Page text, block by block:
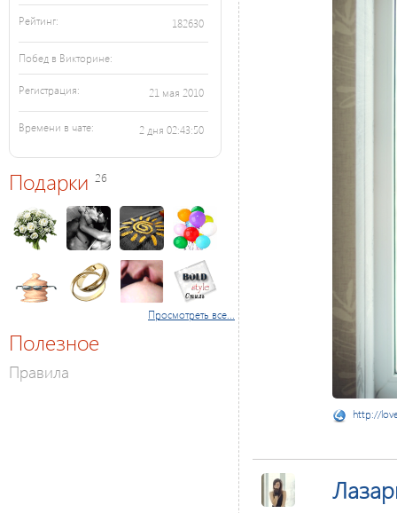
Рейтинг: 182630
Побед в Викторине:
Регистрация: 21 мая 2010
Времени в чате: 2 дня 02:43:50
Подарки 26
Просмотреть все...
Полезное
Правила
http://